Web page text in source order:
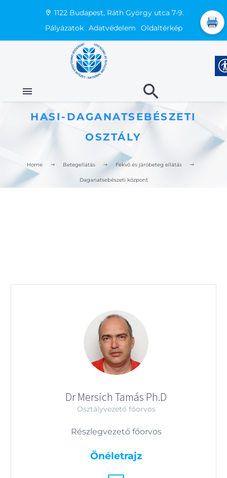
1122 Budapest, Ráth György utca 7-9.
Pályázatok Adatvédelem Oldaltérkép
HASI-DAGANATSEBÉSZETI
OSZTÁLY
Home Betegellátás Fekvő és járóbeteg ellátás
Daganatsebészeti központ
Dr Mersich Tamás Ph.D
Osztályvezető főorvos
Részlegvezető főorvos
Önéletrajz